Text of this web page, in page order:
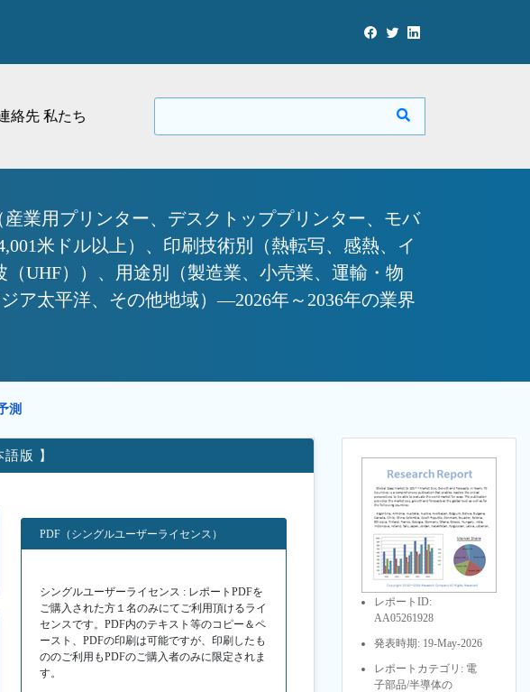
絡先 私たち
業用プリンター、デスクトッププリンター、モバ
米ドル以上）、印刷技術別（熱転写、感熱、イ
UHF））、用途別（製造業、小売業、運輸・物
ア太平洋、その他地域）—2026年～2036年の業界
測
版 】
PDF（シングルユーザーライセンス）
シングルユーザーライセンス : レポートPDFを
ご購入された方１名のみにてご利用頂けるライ
センスです。PDF内のテキスト等のコピー＆ペ
ースト、PDFの印刷は可能ですが、印刷したも
ののご利用もPDFのご購入者のみに限定されま
す。
レポートID:
AA05261928
発表時期: 19-May-2026
レポートカテゴリ: 電
子部品/半導体の